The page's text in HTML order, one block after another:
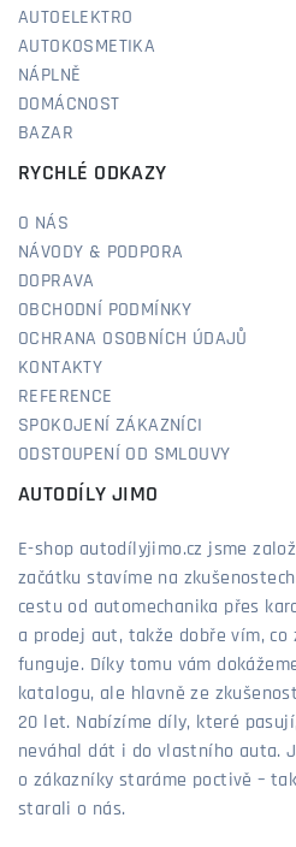
AUTOELEKTRO
AUTOKOSMETIKA
NÁPLNĚ
DOMÁCNOST
BAZAR
RYCHLÉ ODKAZY
O NÁS
NÁVODY & PODPORA
DOPRAVA
OBCHODNÍ PODMÍNKY
OCHRANA OSOBNÍCH ÚDAJŮ
KONTAKTY
REFERENCE
SPOKOJENÍ ZÁKAZNÍCI
ODSTOUPENÍ OD SMLOUVY
AUTODÍLY JIMO
E-shop autodílyjimo.cz jsme
začátku stavíme na
cestu od automechanika přes
a prodej aut, takže dobře vím, co
funguje. Díky tomu vám
katalogu, ale hlavně ze
20 let. Nabízíme díly, které
neváhal dát i do vlastního auta.
o zákazníky staráme poctivě –
starali o nás.